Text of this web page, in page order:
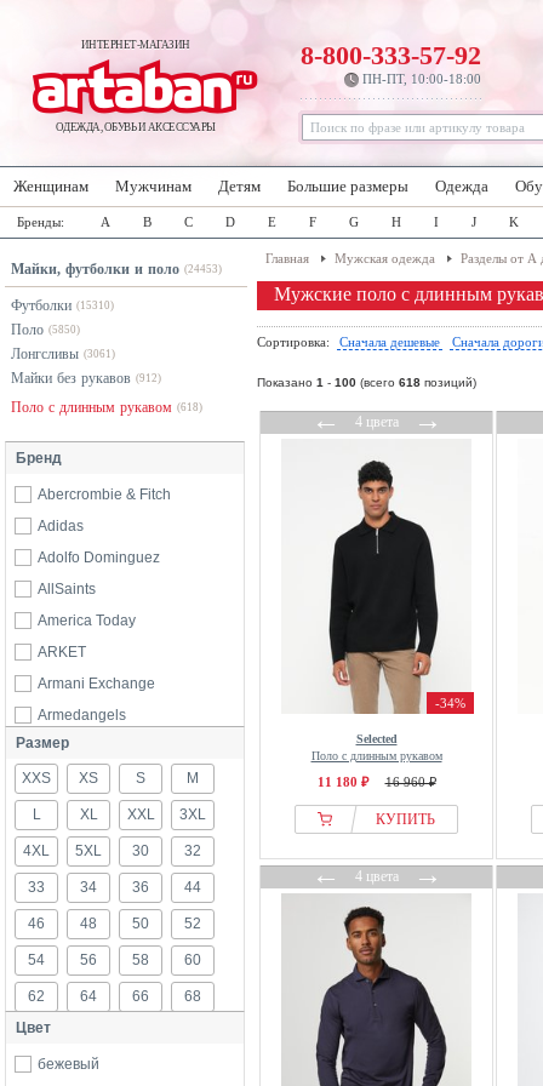
ИНТЕРНЕТ-МАГАЗИН
ОДЕЖДА, ОБУВЬ И АКСЕССУАРЫ
8-800-333-57-92
ПН-ПТ, 10:00-18:00
Женщинам Мужчинам Детям Большие размеры Одежда
Бренды: A B C D E F G H I J K
Майки, футболки и поло (24453)
Футболки (15310)
Поло (5850)
Лонгсливы (3061)
Майки без рукавов (912)
Поло с длинным рукавом (618)
Бренд
Abercrombie & Fitch
Adidas
Adolfo Dominguez
AllSaints
America Today
ARKET
Armani Exchange
Armedangels
Autograph
Babista
BadRhino
Baileys
Barbour
behype
Belstaff
Bershka
Billionaire Boys Club
Bläck
BLKVIS
Размер
XXS XS S M
L XL XXL 3XL
4XL 5XL 30 32
33 34 36 44
46 48 50 52
54 56 58 60
62 64 66 68
70
84
Цвет
бежевый
Главная Мужская одежда Разделы от А
Мужские поло с длинным
Сортировка: Сначала дешевые Сначала
Показано 1 - 100 (всего 618 позиций)
←4 цвета→
-34%
Selected
Поло с длинным рукавом
11 180 ₽ 16 960 ₽
КУПИТЬ
←4 цвета→